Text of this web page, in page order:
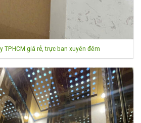
TPHCM giá rẻ, trực ban xuyên đêm